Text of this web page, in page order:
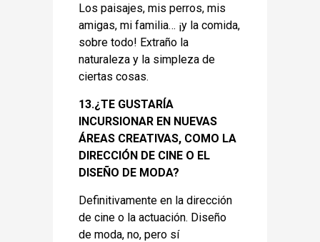
Los paisajes, mis perros, mis
amigas, mi familia… ¡y la comida,
sobre todo! Extraño la
naturaleza y la simpleza de
ciertas cosas.
13.¿TE GUSTARÍA
INCURSIONAR EN NUEVAS
ÁREAS CREATIVAS, COMO LA
DIRECCIÓN DE CINE O EL
DISEÑO DE MODA?
Definitivamente en la dirección
de cine o la actuación. Diseño
de moda, no, pero sí